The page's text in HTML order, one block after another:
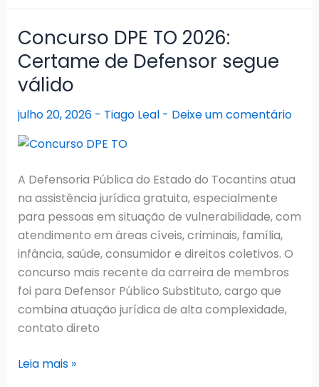
TO
2026:
Convocações
e
redistribuição
vagas
Concurso DPE TO 2026:
Certame de Defensor segue
válido
julho 20, 2026 - Tiago Leal - Deixe um comentário
A Defensoria Pública do Estado do Tocantins atua
na assistência jurídica gratuita, especialmente
para pessoas em situação de vulnerabilidade, com
atendimento em áreas cíveis, criminais, família,
infância, saúde, consumidor e direitos coletivos. O
concurso mais recente da carreira de membros
foi para Defensor Público Substituto, cargo que
combina atuação jurídica de alta complexidade,
contato direto
Concurso
Leia mais »